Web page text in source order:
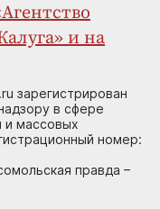
и на
зарегистрирован
в сфере
и массовых
номер:
правда –